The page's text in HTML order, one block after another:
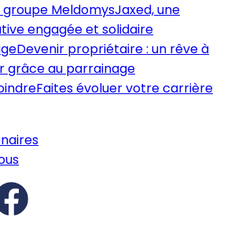
groupe MeldomysJaxed, une
engagée et solidaire
Devenir propriétaire : un rêve à
grâce au parrainage
Faites évoluer votre carrière